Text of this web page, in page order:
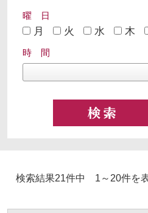
曜 日
月 火 水 木
時 間
検索結果21件中 1～20件を